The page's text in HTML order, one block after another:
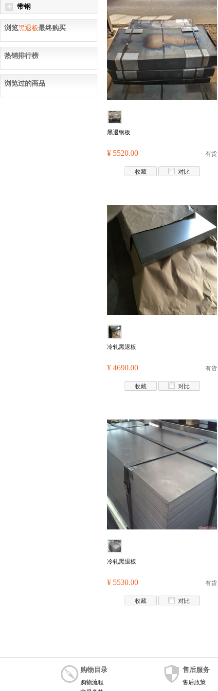
黑退钢板
¥ 5520.00 有货
收藏 对比
冷轧黑退板
¥ 4690.00 有货
收藏 对比
冷轧黑退板
¥ 5530.00 有货
收藏 对比
带钢
浏览黑退板最终购买
热销排行榜
浏览过的商品
购物目录
购物流程
售后服务
售后政策